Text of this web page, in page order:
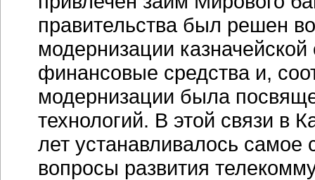
правительства был решен
модернизации
финансовые средства и,
модернизации была
технологий. В этой связи в
лет устанавливалось
вопросы развития